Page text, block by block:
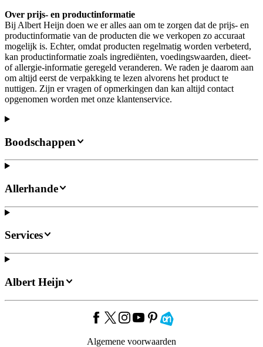
Over prijs- en productinformatie
Bij Albert Heijn doen we er alles aan om te zorgen dat de prijs- en
productinformatie van de producten die we verkopen zo accuraat
mogelijk is. Echter, omdat producten regelmatig worden verbeterd,
kan productinformatie zoals ingrediënten, voedingswaarden, dieet-
of allergie-informatie geregeld veranderen. We raden je daarom aan
om altijd eerst de verpakking te lezen alvorens het product te
nuttigen. Zijn er vragen of opmerkingen dan kan altijd contact
opgenomen worden met onze klantenservice.
Boodschappen
Allerhande
Services
Albert Heijn
Algemene voorwaarden